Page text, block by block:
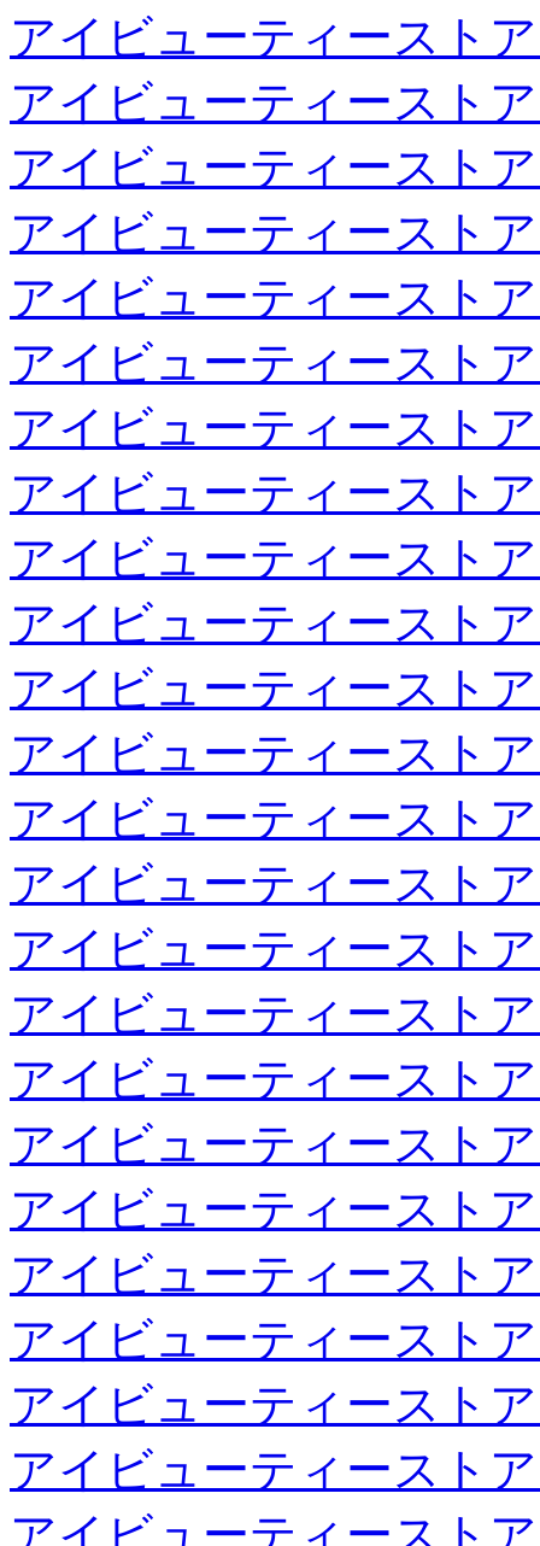
アイビューティースト
アイビューティースト
アイビューティースト
アイビューティースト
アイビューティースト
アイビューティースト
アイビューティースト
アイビューティースト
アイビューティースト
アイビューティースト
アイビューティースト
アイビューティースト
アイビューティースト
アイビューティースト
アイビューティースト
アイビューティースト
アイビューティースト
アイビューティースト
アイビューティースト
アイビューティースト
アイビューティースト
アイビューティースト
アイビューティースト
アイビューティースト